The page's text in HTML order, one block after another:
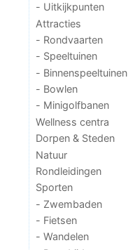
- Uitkijkpunten
Attracties
- Rondvaarten
- Speeltuinen
- Binnenspeeltuinen
- Bowlen
- Minigolfbanen
Wellness centra
Dorpen & Steden
Natuur
Rondleidingen
Sporten
- Zwembaden
- Fietsen
- Wandelen